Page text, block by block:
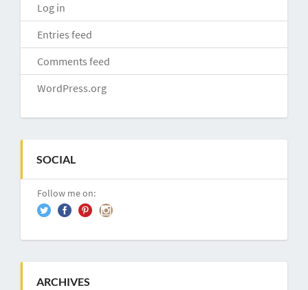
Log in
Entries feed
Comments feed
WordPress.org
SOCIAL
Follow me on:
ARCHIVES